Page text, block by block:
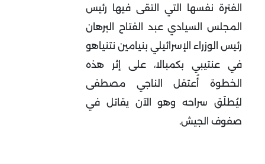
الفترة نفسها التي التقى فيها رئيس
المجلس السيادي عبد الفتاح البرهان
رئيس الوزراء الإسرائيلي بنيامين نتنياهو
في عنتيبي بكمبالا، على إثر هذه
الخطوة أُعتقل الناجي مصطفى
ليُطلَق سراحه وهو الآن يقاتل في
صفوف الجيش.